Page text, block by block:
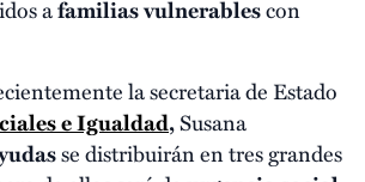
afamilias vulnerablescon
la secretaria de Estado
e Igualdad,Susana
se distribuirán en tres grandes